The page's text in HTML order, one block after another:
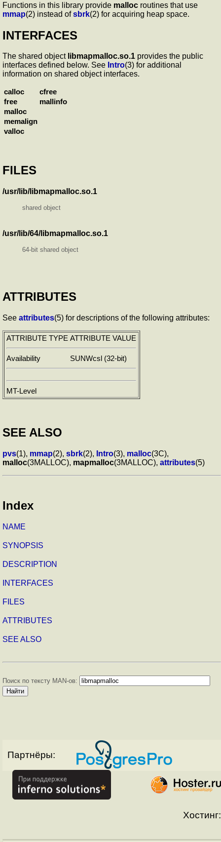
Functions in this library provide malloc routines that use
mmap(2) instead ofsbrk(2) for acquiring heap space.
INTERFACES
The shared object libmapmalloc.so.1 provides the public
interfaces defined below. See Intro(3) for additional
information on shared object interfaces.
calloc
cfree
free
mallinfo
malloc
memalign
valloc
FILES
/usr/lib/libmapmalloc.so.1
shared object
/usr/lib/64/libmapmalloc.so.1
64-bit shared object
ATTRIBUTES
See attributes(5) for descriptions of the following attributes:
ATTRIBUTE TYPE ATTRIBUTE VALUE
Availability SUNWcsl (32-bit)
MT-Level
SEE ALSO
pvs(1), mmap(2), sbrk(2), Intro(3), malloc(3C),
malloc(3MALLOC), mapmalloc(3MALLOC), attributes(5)
Index
NAME
SYNOPSIS
DESCRIPTION
INTERFACES
FILES
ATTRIBUTES
SEE ALSO
Поиск по тексту MAN-ов:
Партнёры:
Хостинг: